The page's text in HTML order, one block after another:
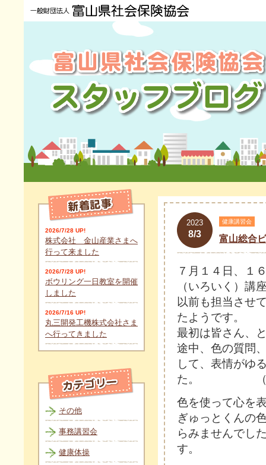
2023
8/3
健康講習会
富山総合
７月１４日、１
（いろいく）講
以前も担当させ
たようです。
最初は皆さん、
途中、色の質問
して、表情がゆ
た。 （桃
色を使って心を
ぎゅっとくんの
らみませんでし
す。 （
2026/7/28 UP!
株式会社 金山産業さまへ
行って来ました
2026/7/28 UP!
ボウリング一日教室を開催
しました
2026/7/16 UP!
丸三開発工機株式会社さま
へ行ってきました
その他
事務講習会
健康体操